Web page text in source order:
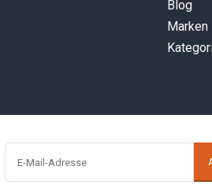
Blog
Marken